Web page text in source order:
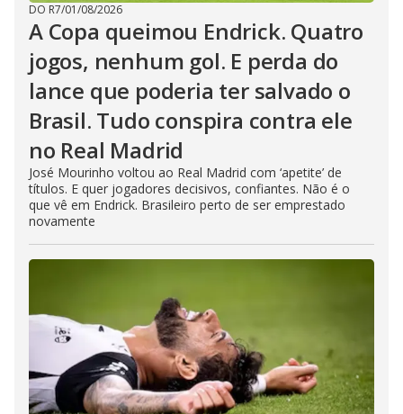
DO R7/01/08/2026
A Copa queimou Endrick. Quatro
jogos, nenhum gol. E perda do
lance que poderia ter salvado o
Brasil. Tudo conspira contra ele
no Real Madrid
José Mourinho voltou ao Real Madrid com ‘apetite’ de
títulos. E quer jogadores decisivos, confiantes. Não é o
que vê em Endrick. Brasileiro perto de ser emprestado
novamente